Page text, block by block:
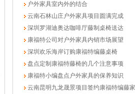
户外家具室内外的结合
云南石林山庄户外家具项目圆满完成
深圳罗湖迪奥达咖啡厅藤制桌椅送达
康福特公司对户外家具内销市场展望
深圳欢乐海岸订购康福特编藤桌椅
盘点定制康福特藤椅的几个注意事项
康福特小编盘点户外家具的保养知识
云南昆明九龙晟景项目签约康福特编藤